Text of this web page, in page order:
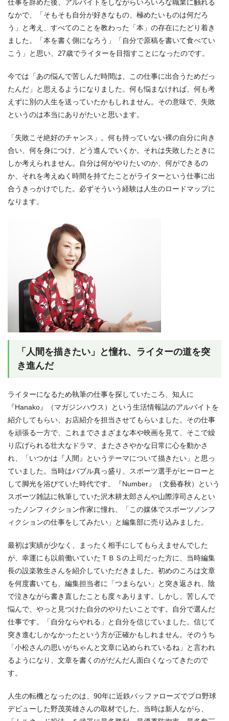
仕事を辞めた後、アルバイトをしながらいろいろな職業に触れる
なかで、「そもそも自分が好きなもの、極めたいものは何だろ
う」と考え、すべてのことを教わった「本」の存在にたどり着き
ました。「本を書く側になろう」「自分で原稿を書いて食べてい
こう」と思い、27歳でライターを目指すことになったのです。
今では「あの悩んで苦しんだ時間は、この仕事に出合うためだっ
たんだ」と思えるようになりました。何も悩まなければ、何も考
えずに別の人生を送っていたかもしれません。その意味で、失敗
というのは本当にありがたいと思います。
「失敗こそ絶好のチャンス」。何も持っていない裸の自分に向き
合い、何を身につけ、どう進んでいくか。それは失敗したときに
しか考えられません。自分は何がやりたいのか、何ができるの
か、それを考えぬく時間を持てたことがライターという仕事に出
合うきっかけでした。必ずそういう経験は人生のロードマップに
なります。
「人間を描きたい」と憧れ、ライターの道を突
き進んだ
ライターになるため執筆の仕事を探していたころ、知人に
『Hanako』（マガジンハウス）という生活情報誌のアルバイトを
紹介してもらい、お店紹介を担当させてもらいました。その仕事
を頑張る一方で、これまでさまざまな本や映画を見て、そこで繰
り広げられる壮大なドラマ、またささやかな日常に心を動かさ
れ、「いつかは『人間』というテーマについて描きたい」と思っ
ていました。当時はバブル真っ盛り、スポーツ選手がヒーローと
して脚光を浴びていた時代です。『Number』（文藝春秋）という
スポーツ雑誌に執筆していた沢木耕太郎さんや山際淳司さんとい
ったノンフィクション作家に憧れ、「この媒体でスポーツノンフ
ィクションの仕事をしてみたい」と編集部に売り込みました。
最初は実績が少なく、まったく相手にしてもらえませんでした
が、幸運にも以前働いていたＴＢＳの上司だった方に、当時編集
長の設楽敦生さんを紹介していただきました。初めのころは文章
を何度書いても、編集担当者に「つまらない」と突き返され、陰
で泣きながら書き直したことも度々あります。しかし、苦しんで
悩んで、やっと見つけた自分のやりたいことです。自分で選んだ
仕事です。「自分ならやれる」と自分を信じていました。信じて
突き進むしかなかったという方が正確かもしれません。そのうち
「小松さんの思いがちゃんと文章に込められているね」と言われ
るようになり、文章を書くのがだんだん面白くなってきたので
す。
人生の転機となったのは、90年に近鉄バッファローズでプロ野球
デビューした野茂英雄さんの取材でした。当時は新人ながら、